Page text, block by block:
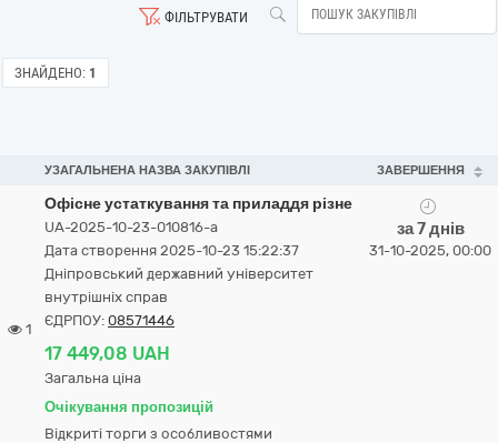
ФІЛЬТРУВАТИ
ЗНАЙДЕНО: 1
УЗАГАЛЬНЕНА НАЗВА ЗАКУПІВЛІ ЗАВЕРШЕННЯ
1
Офісне устаткування та приладдя різне
UA-2025-10-23-010816-a
Дата створення 2025-10-23 15:22:37
Дніпровський державний університет
внутрішніх справ
ЄДРПОУ: 08571446
17 449,08 UAH
Загальна ціна
Очікування пропозицій
Відкриті торги з особливостями
за 7 днів
31-10-2025, 00:00